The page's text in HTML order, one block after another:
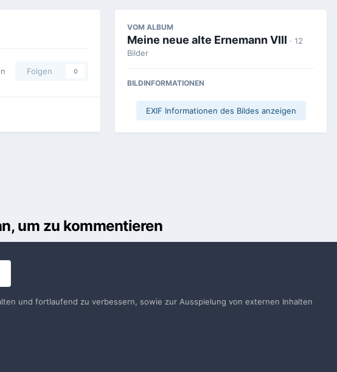
Folgen 0
VOM ALBUM
Meine neue alte Ernemann VIII · 12
Bilder
BILDINFORMATIONEN
EXIF Informationen des Bildes anzeigen
um zu kommentieren
Du hast bereits ein Benutzerkonto? Melde Dich hier an.
und fortlaufend zu verbessern, sowie zur Ausspielung von externen Inhalten